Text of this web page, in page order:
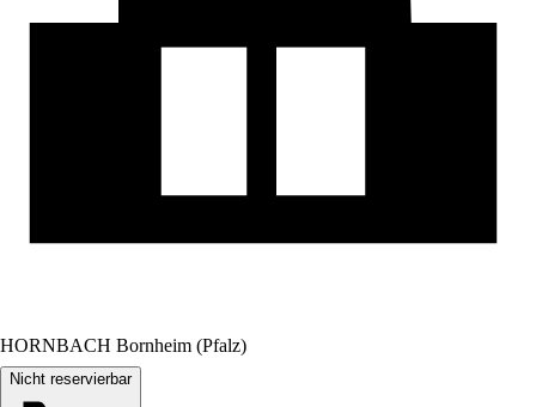
HORNBACH Bornheim (Pfalz)
Nicht reservierbar